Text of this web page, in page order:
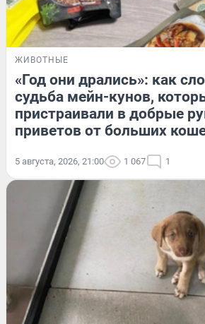
ЖИВОТНЫЕ
«Год они дрались»: как
судьба мейн-кунов,
пристраивали в добрые
приветов от больших
5 августа, 2026, 21:00 1 067 1